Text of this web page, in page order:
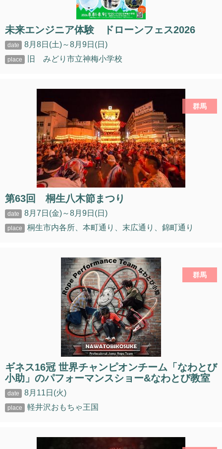
未来エンジニア体験 ドローンフェス2026
8月8日(土)～8月9日(日)
旧 みどり市立神梅小学校
群馬
第63回 桐生八木節まつり
8月7日(金)～8月9日(日)
桐生市内各所、本町通り、末広通り、錦町通り
群馬
ギネス16冠 世界チャンピオンチーム「なわとび
小助」のパフォーマンスショー&なわとび教室
8月11日(火)
軽井沢おもちゃ王国